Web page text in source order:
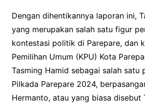
Dengan dihentikannya laporan ini,
yang merupakan salah satu figur
kontestasi politik di Parepare, dan
Pemilihan Umum (KPU) Kota
Tasming Hamid sebagai salah satu
Pilkada Parepare 2024,
Hermanto, atau yang biasa disebut